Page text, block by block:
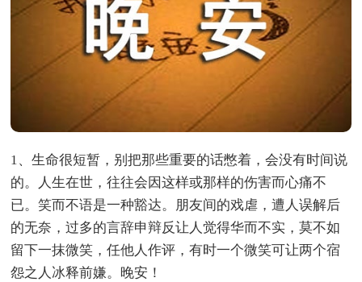
1、生命很短暂，别把那些重要的话憋着，会没有时间说
的。人生在世，往往会因这样或那样的伤害而心痛不
已。笑而不语是一种豁达。朋友间的戏虐，遭人误解后
的无奈，过多的言辞申辩反让人觉得华而不实，莫不如
留下一抹微笑，任他人作评，有时一个微笑可让两个宿
怨之人冰释前嫌。晚安！